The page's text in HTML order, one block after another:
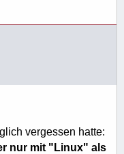
vergessen hatte:
nur mit "Linux" als